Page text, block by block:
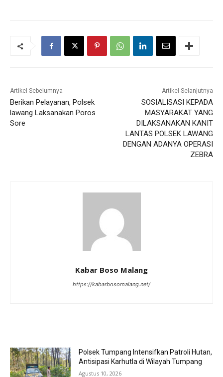
Artikel Sebelumnya
Berikan Pelayanan, Polsek
lawang Laksanakan Poros
Sore
Artikel Selanjutnya
SOSIALISASI KEPADA
MASYARAKAT YANG
DILAKSANAKAN KANIT
LANTAS POLSEK LAWANG
DENGAN ADANYA OPERASI
ZEBRA
Kabar Boso Malang
https://kabarbosomalang.net/
Polsek Tumpang Intensifkan Patroli Hutan,
Antisipasi Karhutla di Wilayah Tumpang
Agustus 10, 2026